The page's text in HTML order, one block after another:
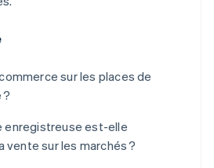
sur les places de
?
enregistreuse est-elle
vente sur les marchés ?